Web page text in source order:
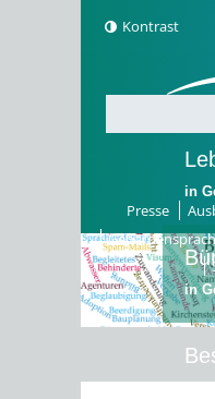
Kontrast
Presse
in
in